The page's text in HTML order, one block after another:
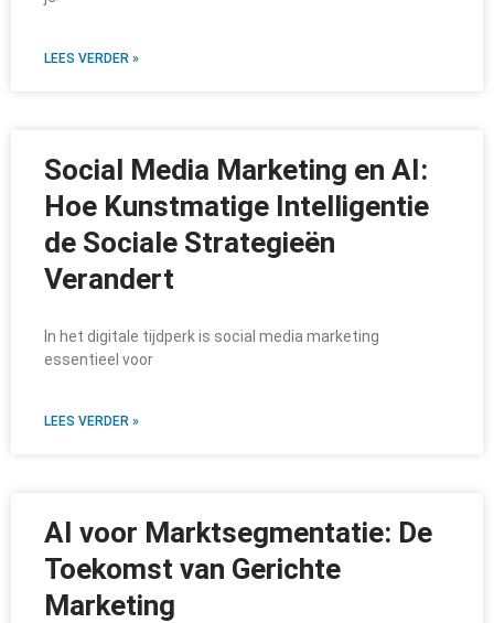
LEES VERDER »
Social Media Marketing en AI:
Hoe Kunstmatige Intelligentie
de Sociale Strategieën
Verandert
In het digitale tijdperk is social media marketing
essentieel voor
LEES VERDER »
AI voor Marktsegmentatie: De
Toekomst van Gerichte
Marketing